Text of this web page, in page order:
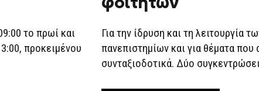
το πρωί και
προκειμένου
Για την ίδρυση και τη λειτουργία
πανεπιστημίων και για θέματα
συνταξιοδοτικά. Δύο